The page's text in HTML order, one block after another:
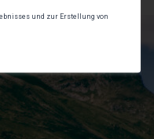
und zur Erstellung von